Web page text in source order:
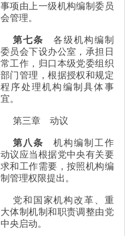
事项由上一级机构编制委员
会管理。
第七条 各级机构编制
委员会下设办公室，承担日
常工作，归口本级党委组织
部门管理，根据授权和规定
程序处理机构编制具体事
宜。
第三章 动议
第八条 机构编制工作
动议应当根据党中央有关要
求和工作需要，按照机构编
制管理权限提出。
党和国家机构改革、重
大体制机制和职责调整由党
中央启动。